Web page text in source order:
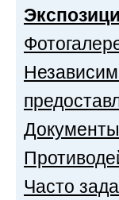
Документы
Часто